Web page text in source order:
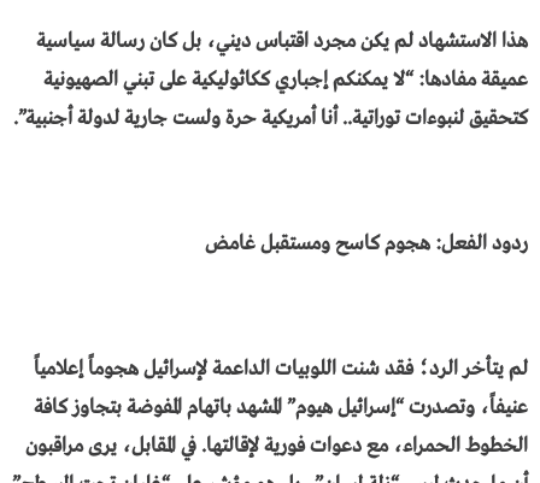
​هذا الاستشهاد لم يكن مجرد اقتباس ديني، بل كان رسالة سياسية
عميقة مفادها: “لا يمكنكم إجباري ككاثوليكية على تبني الصهيونية
كتحقيق لنبوءات توراتية.. أنا أمريكية حرة ولست جارية لدولة أجنبية”.
​ردود الفعل: هجوم كاسح ومستقبل غامض
​لم يتأخر الرد؛ فقد شنت اللوبيات الداعمة لإسرائيل هجوماً إعلامياً
عنيفاً، وتصدرت “إسرائيل هيوم” المشهد باتهام المفوضة بتجاوز كافة
الخطوط الحمراء، مع دعوات فورية لإقالتها. في المقابل، يرى مراقبون